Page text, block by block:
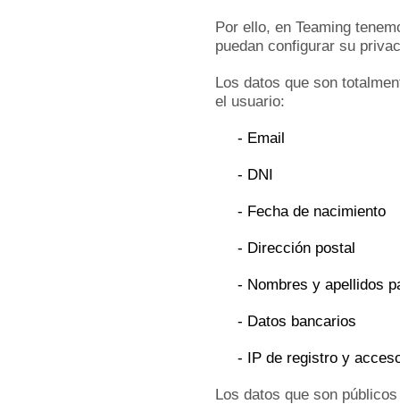
Por ello, en Teaming
puedan configurar su
Los datos que son
el usuario:
- Email
- DNI
- Fecha de nacimiento
- Dirección postal
- Nombres y apellidos
- Datos bancarios
- IP de registro y
Los datos que son